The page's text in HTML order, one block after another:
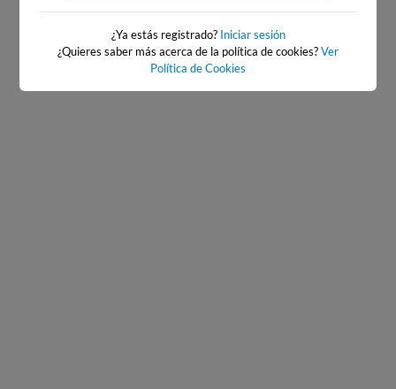
0.0 m CHOPI
¿Ya estás registrado? Iniciar sesión
¿Quieres saber más acerca de la política de cookies?Ver
Política de Cookies